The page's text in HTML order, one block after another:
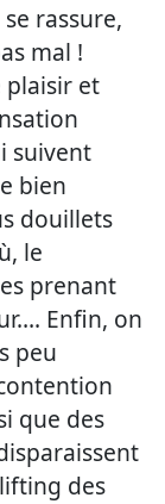
rassure,
mal !
plaisir et
suivent
bien
douillets
le
prenant
Enfin, on
peu
que des
des